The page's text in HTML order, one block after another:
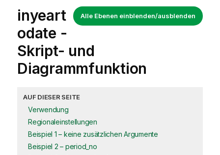
Alle Ebenen einblenden/ausblenden
inyeart
odate -
Skript- und
Diagrammfunktion
AUF DIESER SEITE
Verwendung
Regionaleinstellungen
Beispiel 1 – keine zusätzlichen Argumente
Beispiel 2 – period_no